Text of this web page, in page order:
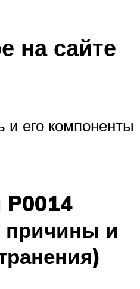
на сайте
и его компоненты
P0014
и